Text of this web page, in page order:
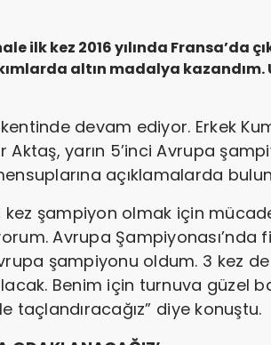
kez 2016 yılında Fransa’da
altın madalya kazandım.
devam ediyor. Erkek
Aktaş, yarın 5’inci Avrupa
açıklamalarda
kez şampiyon olmak için
Avrupa Şampiyonası’nda
şampiyonu oldum. 3 kez
Benim için turnuva güzel
taçlandıracağız” diye konuştu.